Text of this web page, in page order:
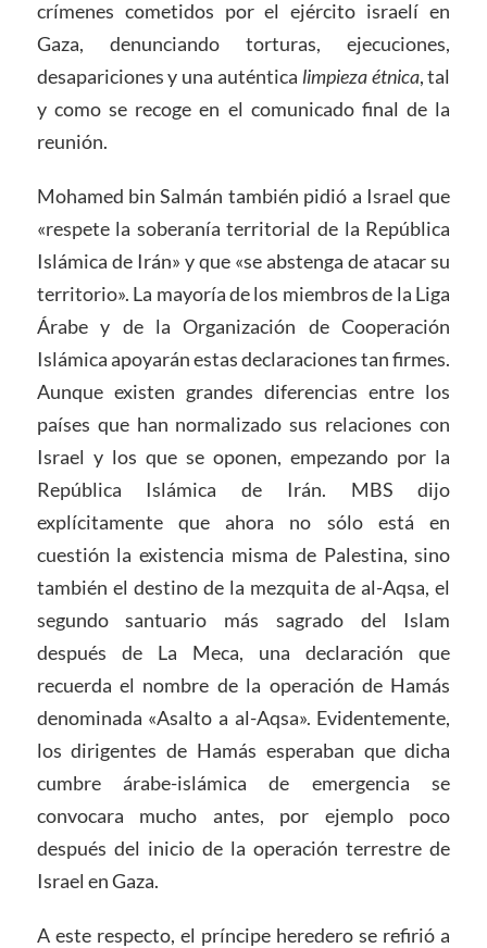
crímenes cometidos por el ejército israelí en
Gaza, denunciando torturas, ejecuciones,
desapariciones y una auténtica limpieza étnica, tal
y como se recoge en el comunicado final de la
reunión.
Mohamed bin Salmán también pidió a Israel que
«respete la soberanía territorial de la República
Islámica de Irán» y que «se abstenga de atacar su
territorio». La mayoría de los miembros de la Liga
Árabe y de la Organización de Cooperación
Islámica apoyarán estas declaraciones tan firmes.
Aunque existen grandes diferencias entre los
países que han normalizado sus relaciones con
Israel y los que se oponen, empezando por la
República Islámica de Irán. MBS dijo
explícitamente que ahora no sólo está en
cuestión la existencia misma de Palestina, sino
también el destino de la mezquita de al-Aqsa, el
segundo santuario más sagrado del Islam
después de La Meca, una declaración que
recuerda el nombre de la operación de Hamás
denominada «Asalto a al-Aqsa». Evidentemente,
los dirigentes de Hamás esperaban que dicha
cumbre árabe-islámica de emergencia se
convocara mucho antes, por ejemplo poco
después del inicio de la operación terrestre de
Israel en Gaza.
A este respecto, el príncipe heredero se refirió a